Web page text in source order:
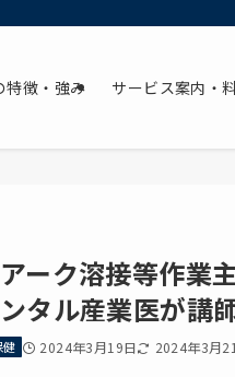
特徴・強み サービス案内・
ーク溶接等作業
タル産業医が講
健 2024年3月19日 2024年3月